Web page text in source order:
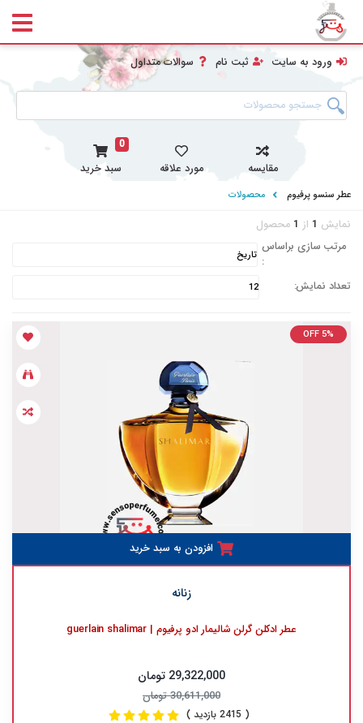
ورود به سایت ثبت نام سوالات متداول
مقایسه مورد علاقه
0
سبد خرید
عطر سنسو پرفیوم محصولات
نمایش 1 از 1 محصول
مرتب سازی براساس
:
تعداد نمایش:
OFF 5%
افزودن به سبد خرید
زنانه
عطر ادکلن گرلن شالیمار ادو پرفیوم | guerlain shalimar
29,322,000 تومان
30,611,000 تومان
( 2415 بازدید )